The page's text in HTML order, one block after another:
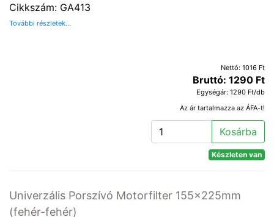
Cikkszám: GA413
További részletek...
Nettó: 1016 Ft
Bruttó: 1290 Ft
Egységár: 1290 Ft/db
Az ár tartalmazza az ÁFA-t!
Kosárba
Készleten van
Univerzális Porszívó Motorfilter 155x225mm
(fehér-fehér)